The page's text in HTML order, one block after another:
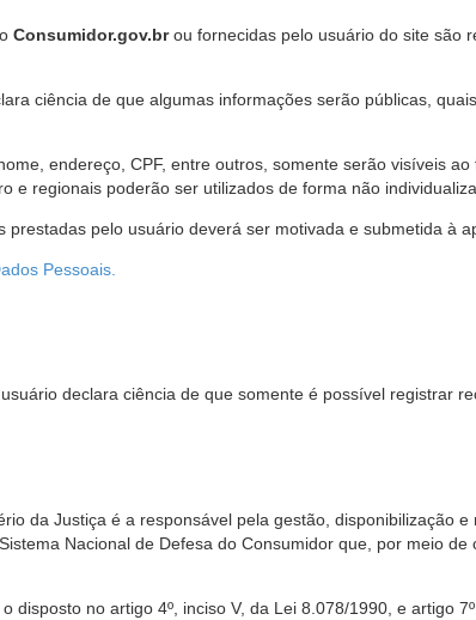
Consumidor.gov.brou fornecidas pelo usuário do site são
ciência de que algumas informações serão públicas,
endereço, CPF, entre outros, somente serão visíveis
e regionais poderão ser utilizados de forma não
pelo usuário deverá ser motivada e submetida à
Pessoais.
declara ciência de que somente é possível registrar
da Justiça é a responsável pela gestão, disponibilização
Nacional de Defesa do Consumidor que, por meio
disposto no artigo 4º, inciso V, da Lei 8.078/1990, e artigo